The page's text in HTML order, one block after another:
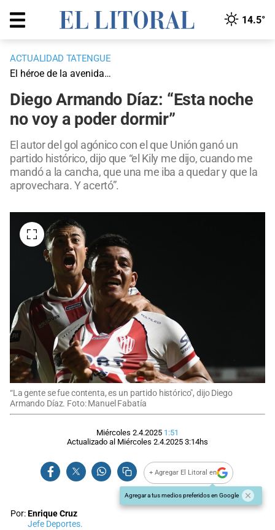
14.5°
ACTUALIDAD TATENGUE
El héroe de la avenida…
Diego Armando Díaz: “Esta noche
no voy a poder dormir”
El autor del gol agónico con el que Unión ganó un
partido histórico, dijo que “el Kily me dijo, cuando me
mandó a la cancha, que una me iba a quedar y que la
aprovechara. Y acertó”.
“La gente se fue contenta, es un partido histórico", dijo Diego
Armando Díaz. Foto: Manuel Fabatía
Miércoles 2.4.2025 1:51
Actualizado al Miércoles 2.4.2025 3:14hs
+ Agregar El Litoral en
Agregar a tus medios preferidos en Google
Por:Enrique Cruz
Jefe Deportes.